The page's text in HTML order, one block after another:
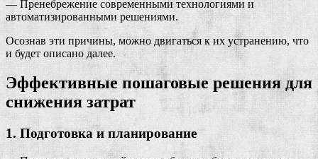
— Пренебрежение современными технологиями и
автоматизированными решениями.
Осознав эти причины, можно двигаться к их устранению, что
и будет описано далее.
Эффективные пошаговые решения для
снижения затрат
1. Подготовка и планирование